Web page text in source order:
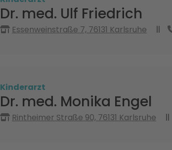
Dr. med. Ulf Friedrich
Essenweinstraße 7, 76131 Karlsruhe
Kinderarzt
Dr. med. Monika Engel
Rintheimer Straße 90, 76131 Karlsruhe